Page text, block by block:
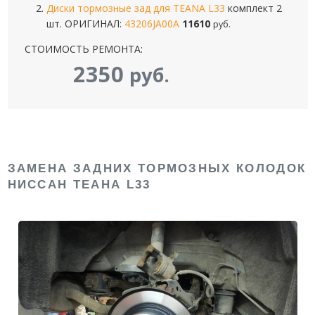
Диски тормозные зад для TEANA L33комплект 2
шт. ОРИГИНАЛ: 43206JA00A 11610 руб.
СТОИМОСТЬ РЕМОНТА:
2350 руб.
ЗАМЕНА ЗАДНИХ ТОРМОЗНЫХ КОЛОДОК
НИССАН ТЕАНА L33